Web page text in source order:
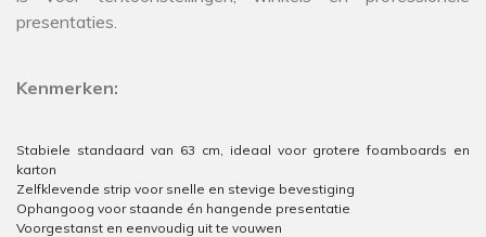
presentaties.
Kenmerken:
Stabiele standaard van 63 cm, ideaal voor grotere foamboards en
karton
Zelfklevende strip voor snelle en stevige bevestiging
Ophangoog voor staande én hangende presentatie
Voorgestanst en eenvoudig uit te vouwen